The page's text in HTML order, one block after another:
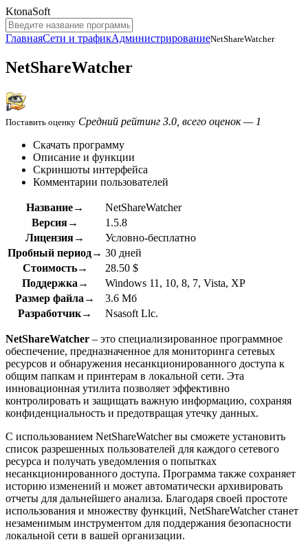
KtonaSoft
ГлавнаяСети и трафикАдминистрированиеNetShareWatcher
NetShareWatcher
Поставить оценку Средний рейтинг 3.0, всего оценок — 1
Скачать программу
Описание и функции
Скриншоты интерфейса
Комментарии пользователей
Название→
NetShareWatcher
Версия→
1.5.8
Лицензия→
Условно-бесплатно
Пробный период→ 30 дней
Стоимость→
28.50 $
Поддержка→
Windows 11, 10, 8, 7, Vista, XP
Размер файла→
3.6 Мб
Разработчик→
Nsasoft Llc.
NetShareWatcher – это специализированное программное
обеспечение, предназначенное для мониторинга сетевых
ресурсов и обнаружения несанкционированного доступа к
общим папкам и принтерам в локальной сети. Эта
инновационная утилита позволяет эффективно
контролировать и защищать важную информацию, сохраняя
конфиденциальность и предотвращая утечку данных.
С использованием NetShareWatcher вы сможете установить
список разрешенных пользователей для каждого сетевого
ресурса и получать уведомления о попытках
несанкционированного доступа. Программа также сохраняет
историю изменений и может автоматически архивировать
отчеты для дальнейшего анализа. Благодаря своей простоте
использования и множеству функций, NetShareWatcher станет
незаменимым инструментом для поддержания безопасности
локальной сети в вашей организации.